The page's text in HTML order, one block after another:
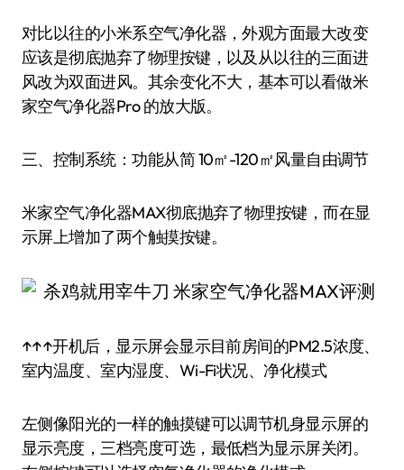
对比以往的小米系空气净化器，外观方面最大改变
应该是彻底抛弃了物理按键，以及从以往的三面进
风改为双面进风。其余变化不大，基本可以看做米
家空气净化器Pro 的放大版。
三、控制系统：功能从简 10㎡-120㎡风量自由调节
米家空气净化器MAX彻底抛弃了物理按键，而在显
示屏上增加了两个触摸按键。
↑↑↑开机后，显示屏会显示目前房间的PM2.5浓度、
室内温度、室内湿度、Wi-Fi状况、净化模式
左侧像阳光的一样的触摸键可以调节机身显示屏的
显示亮度，三档亮度可选，最低档为显示屏关闭。